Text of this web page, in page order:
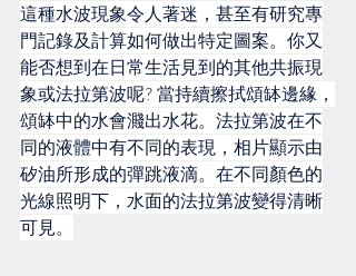
這種水波現象令人著迷，甚至有研究專
門記錄及計算如何做出特定圖案。你又
能否想到在日常生活見到的其他共振現
象或法拉第波呢? 當持續擦拭頌缽邊緣，
頌缽中的水會濺出水花。法拉第波在不
同的液體中有不同的表現，相片顯示由
矽油所形成的彈跳液滴。在不同顏色的
光線照明下，水面的法拉第波變得清晰
可見。